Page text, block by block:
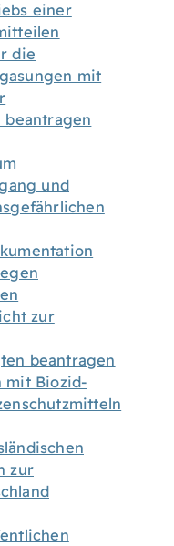
einer
die
mit
beantragen
und
zur
beantragen
mit Biozid-
zur